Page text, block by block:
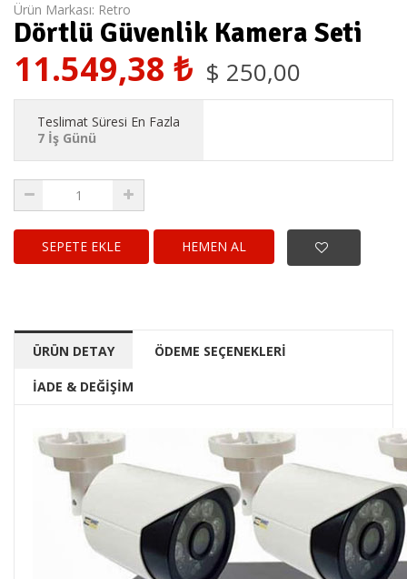
Ürün Markası: Retro
Dörtlü Güvenlik Kamera Seti
11.549,38 ₺ $ 250,00
Teslimat Süresi En Fazla
7 İş Günü
HEMEN AL
ÜRÜN DETAY ÖDEME SEÇENEKLERİ
İADE & DEĞİŞİM